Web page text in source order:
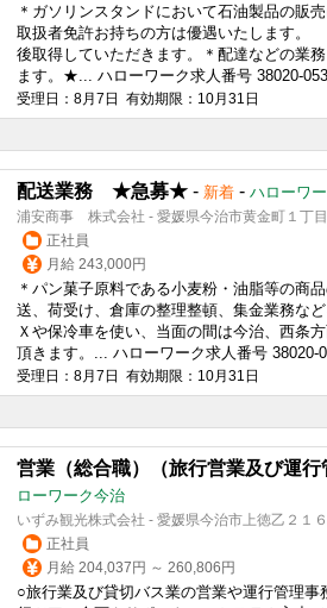
＊ガソリンスタンドにおいて石油製品の
取扱者免許お持ちの方は優遇いたします
後取得していただきます。＊配達などの業
ます。★... ハローワーク求人番号 38020-
受理日：8月7日 有効期限：10月31日
配送業務 ★急募★ - 新着 - ハローワ
浦安商事 株式会社 - 愛媛県今治市黄金町１丁
正社員
月給 243,000円
＊パン菓子原料である小麦粉・油脂等の商
送、荷受け、倉庫の整理整頓、集金業務な
Ｘや保冷車を使い、当面の間は今治、西条
頂きます。... ハローワーク求人番号 38020-
受理日：8月7日 有効期限：10月31日
営業（総合職）（旅行営業及び運行
ローワーク今治
いずみ観光株式会社 - 愛媛県今治市上徳乙２１
正社員
月給 204,037円 ～ 260,806円
○旅行業及び貸切バス業の営業や運行管理